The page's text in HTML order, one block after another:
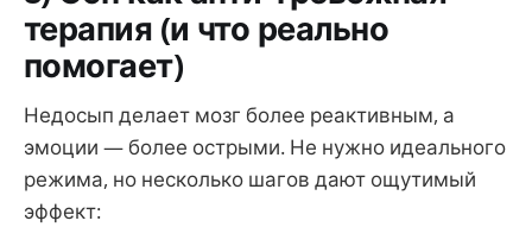
терапия (и что реально
помогает)
Недосып делает мозг более реактивным, а
эмоции — более острыми. Не нужно идеального
режима, но несколько шагов дают ощутимый
эффект: